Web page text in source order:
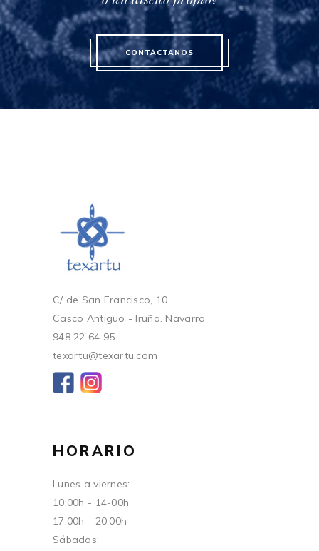
CONTÁCTANOS
C/ de San Francisco, 10
Casco Antiguo - Iruña. Navarra
948 22 64 95
texartu@texartu.com
HORARIO
Lunes a viernes:
10:00h - 14-00h
17:00h - 20:00h
Sábados: